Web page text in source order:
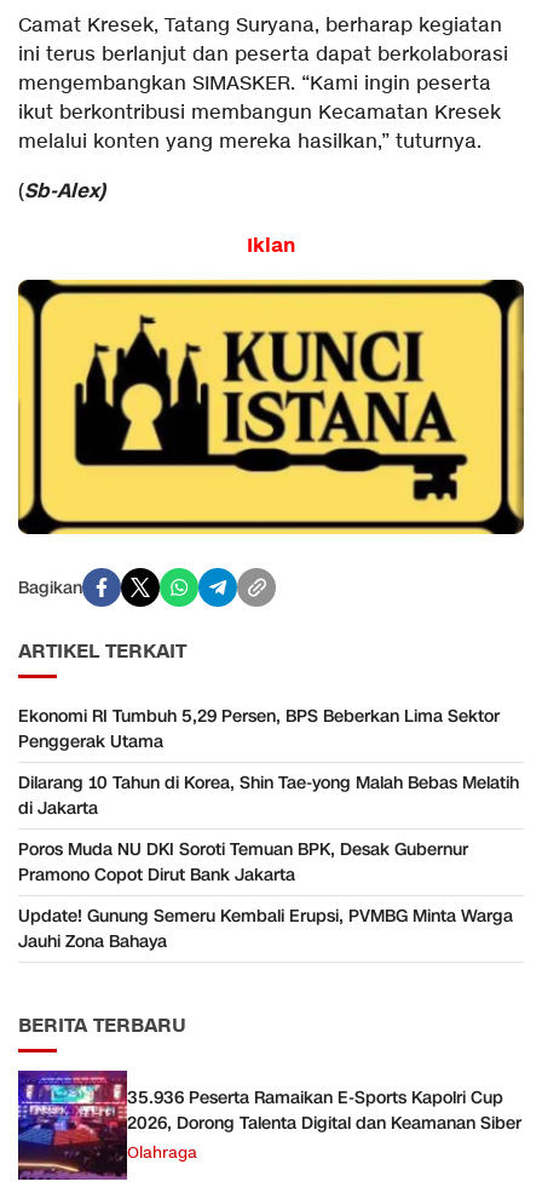
Camat Kresek, Tatang Suryana, berharap kegiatan
ini terus berlanjut dan peserta dapat berkolaborasi
mengembangkan SIMASKER. “Kami ingin peserta
ikut berkontribusi membangun Kecamatan Kresek
melalui konten yang mereka hasilkan,” tuturnya.
(Sb-Alex)
Iklan
Bagikan
ARTIKEL TERKAIT
Ekonomi RI Tumbuh 5,29 Persen, BPS Beberkan Lima Sektor
Penggerak Utama
Dilarang 10 Tahun di Korea, Shin Tae-yong Malah Bebas Melatih
di Jakarta
Poros Muda NU DKI Soroti Temuan BPK, Desak Gubernur
Pramono Copot Dirut Bank Jakarta
Update! Gunung Semeru Kembali Erupsi, PVMBG Minta Warga
Jauhi Zona Bahaya
BERITA TERBARU
35.936 Peserta Ramaikan E-Sports Kapolri Cup
2026, Dorong Talenta Digital dan Keamanan Siber
Olahraga